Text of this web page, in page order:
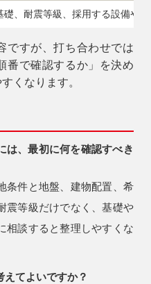
礎、耐震等級、採用する設備や
ですが、打ち合わせでは
番で確認するか」を決め
くなります。
は、最初に何を確認すべき
条件と地盤、建物配置、希
震等級だけでなく、基礎や
相談すると整理しやすくな
てよいですか？